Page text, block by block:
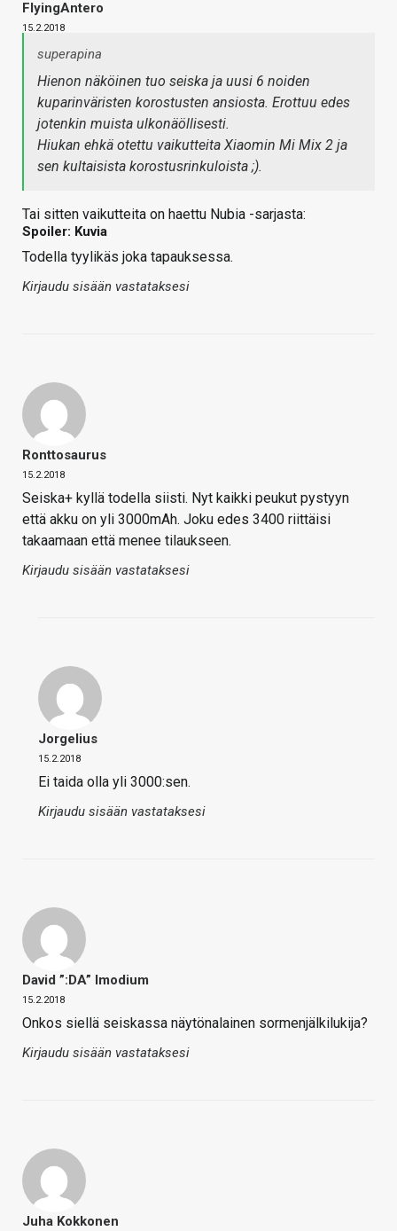
FlyingAntero
15.2.2018
superapina
Hienon näköinen tuo seiska ja uusi 6 noiden
kuparinväristen korostusten ansiosta. Erottuu edes
jotenkin muista ulkonäöllisesti.
Hiukan ehkä otettu vaikutteita Xiaomin Mi Mix 2 ja
sen kultaisista korostusrinkuloista ;).
Tai sitten vaikutteita on haettu Nubia -sarjasta:
Spoiler: Kuvia
Todella tyylikäs joka tapauksessa.
Kirjaudu sisään vastataksesi
Ronttosaurus
15.2.2018
Seiska+ kyllä todella siisti. Nyt kaikki peukut pystyyn
että akku on yli 3000mAh. Joku edes 3400 riittäisi
takaamaan että menee tilaukseen.
Kirjaudu sisään vastataksesi
Jorgelius
15.2.2018
Ei taida olla yli 3000:sen.
Kirjaudu sisään vastataksesi
David ”:DA” Imodium
15.2.2018
Onkos siellä seiskassa näytönalainen sormenjälkilukija?
Kirjaudu sisään vastataksesi
Juha Kokkonen